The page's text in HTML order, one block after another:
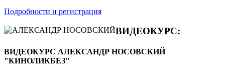
Подробности и регистрация
ВИДЕОКУРС:
ВИДЕОКУРС АЛЕКСАНДР НОСОВСКИЙ
"КИНОЛИКБЕЗ"